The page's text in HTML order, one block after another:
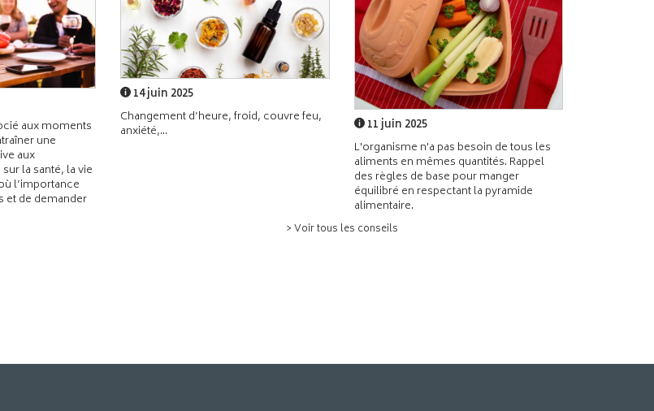
aux moments
une
aux
la santé, la vie
l’importance
et de demander
14 juin 2025
Changement d’heure, froid, couvre feu,
anxiété,...
11 juin 2025
L'organisme n'a pas besoin de tous les
aliments en mêmes quantités. Rappel
des règles de base pour manger
équilibré en respectant la pyramide
alimentaire.
> Voir tous les conseils